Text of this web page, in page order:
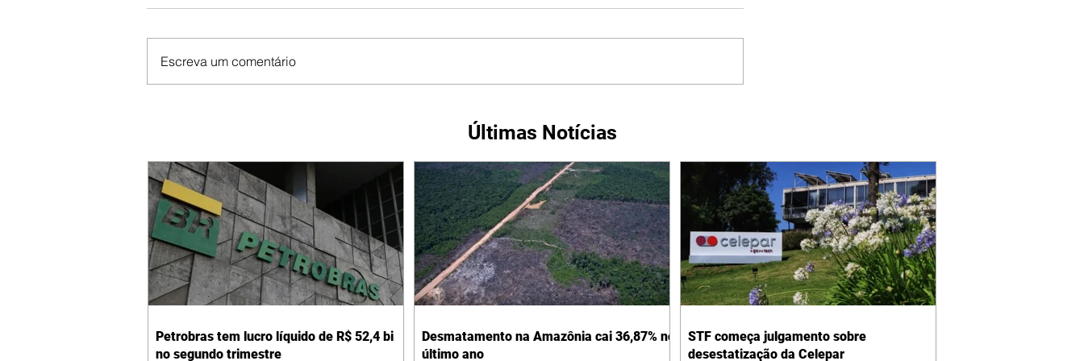
Escreva um comentário
Últimas Notícias
Petrobras tem lucro líquido de R$ 52,4 bi
no segundo trimestre
Desmatamento na Amazônia cai 36,87% no
último ano
STF começa julgamento sobre
desestatização da Celepar